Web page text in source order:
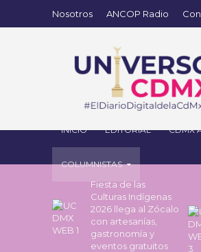
Nosotros ANCOP Radio
INICIO EDITORIAL CDMX
COLUMNISTAS
Fiesta de las
Culturas Indígenas
2026 llega al Zócalo
con artesanías,
gastronomía y
eventos gratuitos